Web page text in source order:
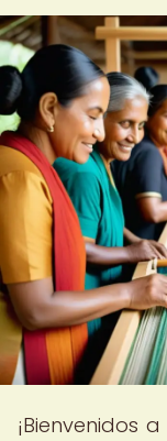
¡Bienvenidos a